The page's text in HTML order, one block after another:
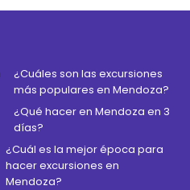
¿Cuáles son las excursiones
más populares en Mendoza?
¿Qué hacer en Mendoza en 3
días?
¿Cuál es la mejor época para
hacer excursiones en
Mendoza?